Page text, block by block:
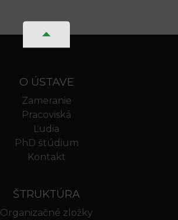
O ÚSTAVE
Zameranie
Pracoviská
Ľudia
PhD štúdium
Kontakt
ŠTRUKTÚRA
Organizačné zložky